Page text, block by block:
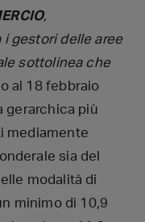
,
i gestori delle aree
sottolinea che
al 18 febbraio
gerarchica più
mediamente
sia del
modalità di
minimo di 10,9